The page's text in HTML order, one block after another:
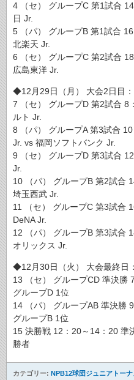
4 （セ） グループC 第1試合
日 Jr.
5 （パ） グループB 第1試合
北楽天 Jr.
6 （セ） グループC 第2試合
広島東洋 Jr.
◆12月29日（月） 大会2日目
7 （セ） グループD 第2試合 8
ルト Jr.
8 （パ） グループA 第3試合
Jr. vs 福岡ソフトバンク Jr.
9 （セ） グループD 第3試合
Jr.
10 （パ） グループB 第2試合
埼玉西武 Jr.
11 （セ） グループC 第3試合
DeNA Jr.
12 （パ） グループB 第3試合
オリックス Jr.
◆12月30日（火） 大会最終日
13 （セ） グループCD 準決勝
グループD 1位
14 （パ） グループAB 準決勝
グループB 1位
15 決勝戦 12：20～14：20 準
勝者
カテゴリー: NPB12球団ジュニアトーナ